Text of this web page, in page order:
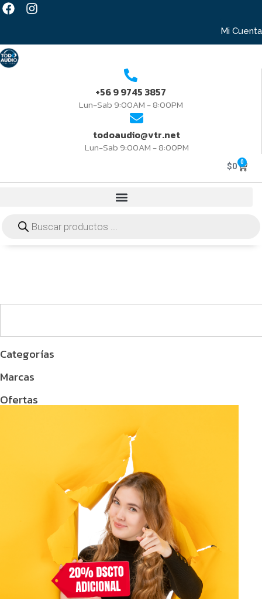
Mi Cuenta
+56 9 9745 3857
Lun-Sab 9:00AM - 8:00PM
todoaudio@vtr.net
Lun-Sab 9:00AM - 8:00PM
$0 0
Categorías
Marcas
Ofertas